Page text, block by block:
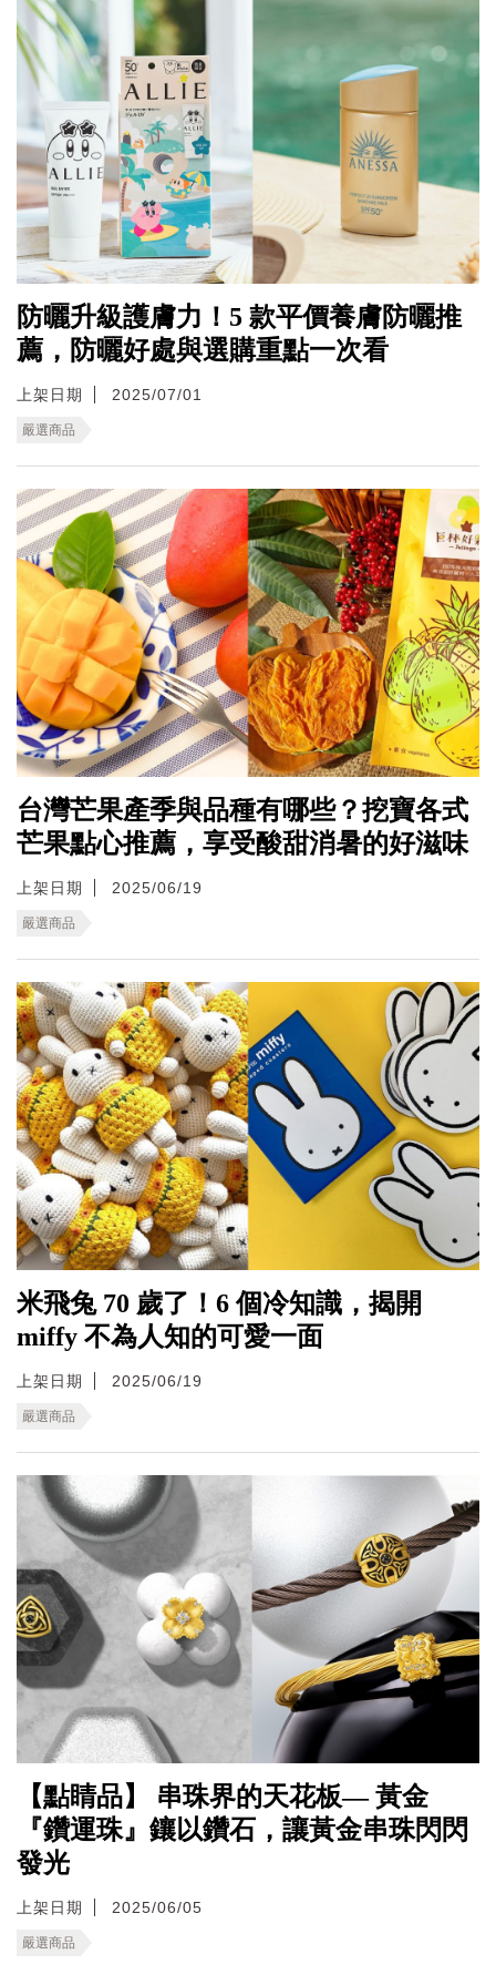
防曬升級護膚力！5 款平價養膚防曬推
薦，防曬好處與選購重點一次看
上架日期 2025/07/01
嚴選商品
台灣芒果產季與品種有哪些？挖寶各式
芒果點心推薦，享受酸甜消暑的好滋味
上架日期 2025/06/19
嚴選商品
米飛兔 70 歲了！6 個冷知識，揭開
miffy 不為人知的可愛一面
上架日期 2025/06/19
嚴選商品
【點睛品】 串珠界的天花板— 黃金
『鑽運珠』鑲以鑽石，讓黃金串珠閃閃
發光
上架日期 2025/06/05
嚴選商品